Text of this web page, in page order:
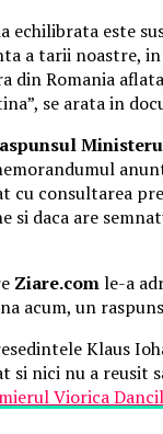
echilibrata este
a tarii noastre, in
din Romania
se arata in
cu consultarea
si daca are
Ziare.comle-a
acum, un
Klaus
si nici nu a reusit
Viorica